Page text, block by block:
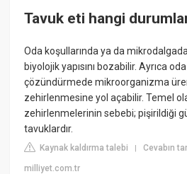
Tavuk eti hangi
Oda koşullarında ya da
biyolojik yapısını bozabilir. Ayrıca oda
çözündürmede mikroorganizma
zehirlenmesine yol açabilir. Temel
zehirlenmelerinin sebebi; pişirildiği
tavuklardır.
Kaynak kaldırma talebi |Cevabın
milliyet.com.tr